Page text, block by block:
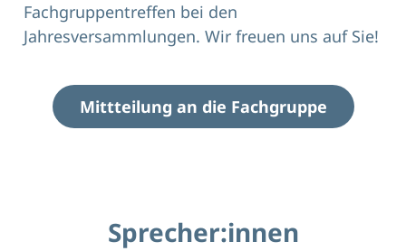
Fachgruppentreffen bei den
Jahresversammlungen. Wir freuen uns auf Sie!
Mittteilung an die Fachgruppe
Sprecher:innen